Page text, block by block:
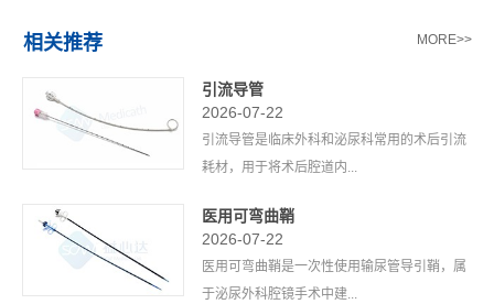
相关推荐 MORE>>
引流导管
2026-07-22
引流导管是临床外科和泌尿科常用的术后引流
耗材，用于将术后腔道内...
医用可弯曲鞘
2026-07-22
医用可弯曲鞘是一次性使用输尿管导引鞘，属
于泌尿外科腔镜手术中建...